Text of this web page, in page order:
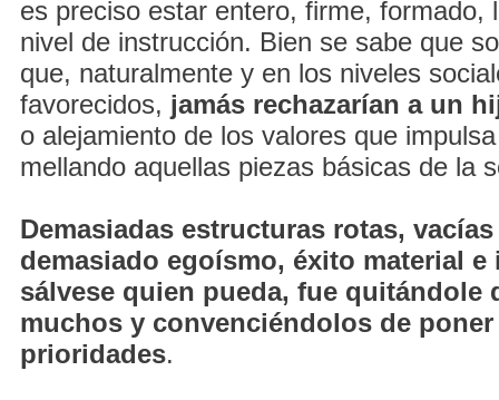
es preciso estar entero, firme, formado,
nivel de instrucción. Bien se sabe que
que, naturalmente y en los niveles
favorecidos, jamás rechazarían a un
o alejamiento de los valores que
mellando aquellas piezas básicas de la
Demasiadas estructuras rotas,
demasiado egoísmo, éxito material
sálvese quien pueda, fue quitándole
muchos y convenciéndolos de
prioridades.